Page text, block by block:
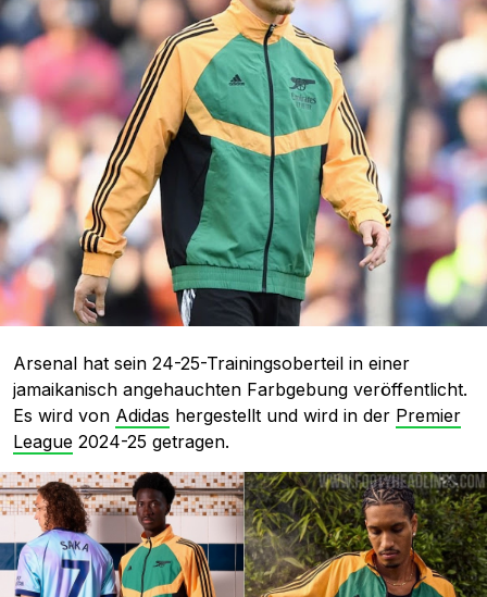
Arsenal hat sein 24-25-Trainingsoberteil in einer
jamaikanisch angehauchten Farbgebung veröffentlicht.
Es wird von Adidas hergestellt und wird in der Premier
League 2024-25 getragen.